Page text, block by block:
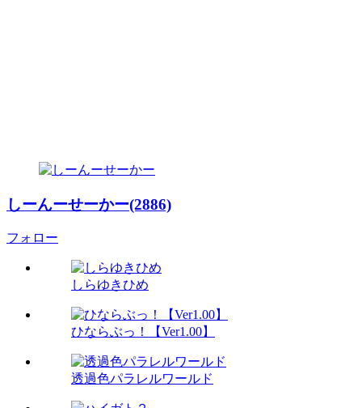
しーんーせーかー(2886)
フォロー
しらゆきひめ
ひならぶっ！【Ver1.00】
透過色パラレルワールド